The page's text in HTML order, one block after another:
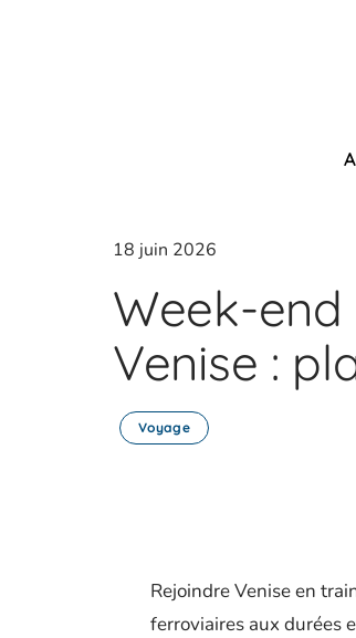
18 juin 2026
Week-
Venise :
Voyage
Rejoindre Venise en
ferroviaires aux durées